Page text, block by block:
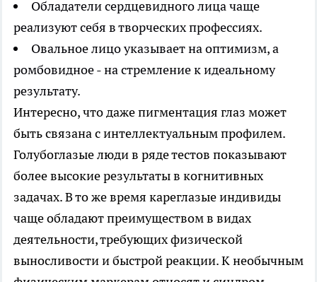
Обладатели сердцевидного лица чаще
реализуют себя в творческих профессиях.
Овальное лицо указывает на оптимизм, а
ромбовидное - на стремление к идеальному
результату.
Интересно, что даже пигментация глаз может
быть связана с интеллектуальным профилем.
Голубоглазые люди в ряде тестов показывают
более высокие результаты в когнитивных
задачах. В то же время кареглазые индивиды
чаще обладают преимуществом в видах
деятельности, требующих физической
выносливости и быстрой реакции. К необычным